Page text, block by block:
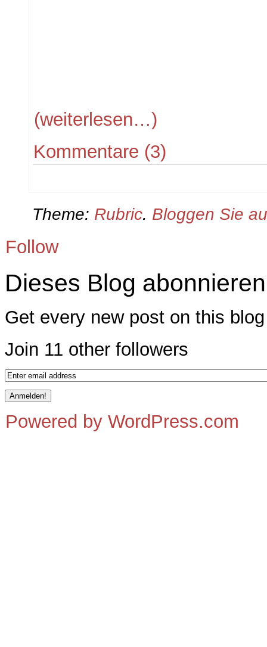
(weiterlesen…)
Kommentare (3)
Theme: Rubric. Bloggen Sie
Follow
Dieses Blog abonnieren
Get every new post on this
Join 11 other followers
Powered by WordPress.com